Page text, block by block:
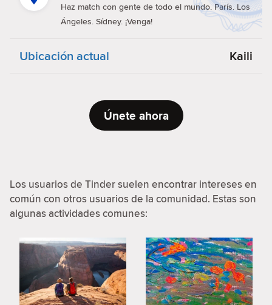
Haz match con gente de todo el mundo. París. Los
Ángeles. Sídney. ¡Venga!
Ubicación actual Kaili
Únete ahora
Los usuarios de Tinder suelen encontrar intereses en
común con otros usuarios de la comunidad. Estas son
algunas actividades comunes: